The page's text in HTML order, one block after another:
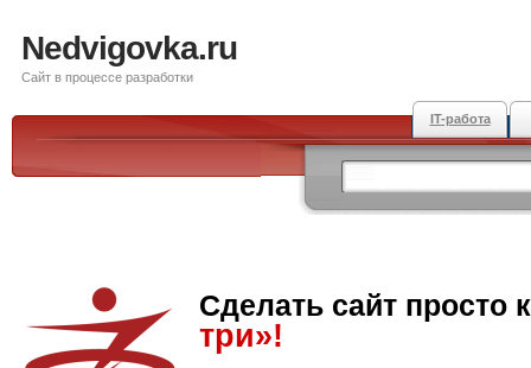
Nedvigovka.ru
Сайт в процессе разработки
IT-работа
Сделать сайт просто
три»!